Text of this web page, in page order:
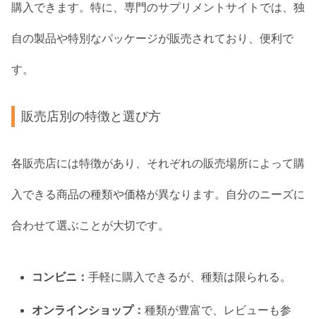
購入できます。特に、専門のサプリメントサイトでは、独
自の製品や特別なパッケージが販売されており、便利で
す。
販売店別の特徴と選び方
各販売店には特徴があり、それぞれの販売場所によって購
入できる商品の種類や価格が異なります。自分のニーズに
合わせて選ぶことが大切です。
コンビニ：手軽に購入できるが、種類は限られる。
オンラインショップ：種類が豊富で、レビューも参